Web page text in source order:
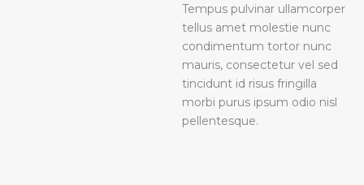
Tempus pulvinar ullamcorper
tellus amet molestie nunc
condimentum tortor nunc
mauris, consectetur vel sed
tincidunt id risus fringilla
morbi purus ipsum odio nisl
pellentesque.